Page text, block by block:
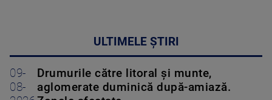
ULTIMELE ȘTIRI
09-
08-
Drumurile către litoral și munte,
aglomerate duminică după-amiază.